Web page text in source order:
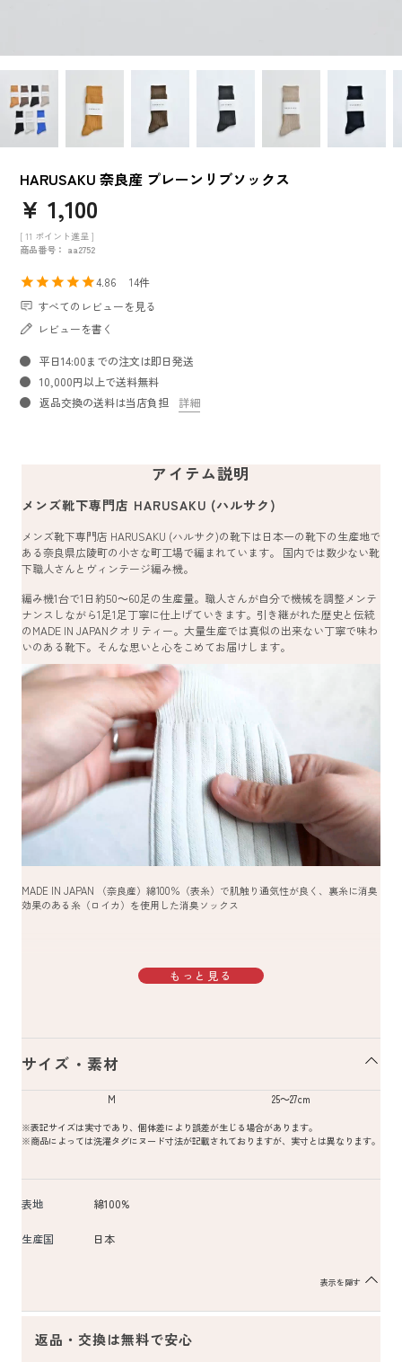
HARUSAKU 奈良産 プレーンリブソックス
¥ 1,100
[ 11 ポイント進呈 ]
商品番号
aa2752
4.86
14
すべてのレビューを見る
レビューを書く
平日14:00までの注文は即日発送
10,000円以上で送料無料
返品交換の送料は当店負担
詳細
アイテム説明
メンズ靴下専門店 HARUSAKU (ハルサク)
メンズ靴下専門店 HARUSAKU (ハルサク)の靴下は日本一の靴下の生産地で
ある奈良県広陵町の小さな町工場で編まれています。 国内では数少ない靴
下職人さんとヴィンテージ編み機。
編み機1台で1日約50～60足の生産量。職人さんが自分で機械を調整メンテ
ナンスしながら1足1足丁寧に仕上げていきます。引き継がれた歴史と伝統
のMADE IN JAPANクオリティー。大量生産では真似の出来ない丁寧で味わ
いのある靴下。そんな思いと心をこめてお届けします。
MADE IN JAPAN （奈良産）綿100％（表糸）で肌触り通気性が良く、裏糸に消臭
効果のある糸（ロイカ）を使用した消臭ソックス
もっと見る
サイズ・素材
M 25～27cm
※表記サイズは実寸であり、個体差により誤差が生じる場合があります。
※商品によっては洗濯タグにヌード寸法が記載されておりますが、実寸とは異なります。
表地 綿100%
生産国 日本
表示を隠す
返品・交換は無料で安心